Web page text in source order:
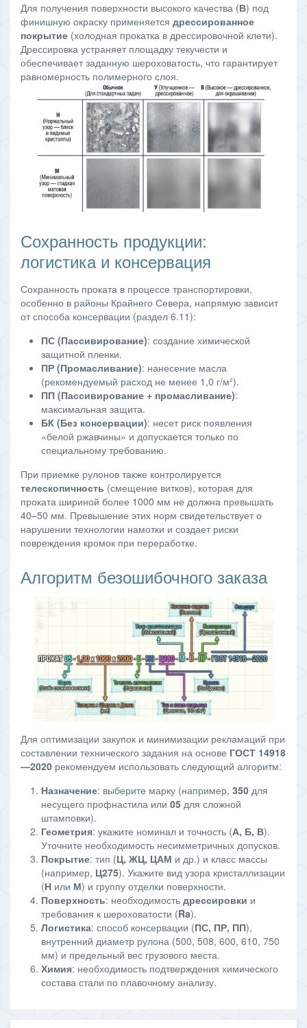
Для получения поверхности высокого качества (В) под
финишную окраску применяется дрессированное
покрытие (холодная прокатка в дрессировочной клети).
Дрессировка устраняет площадку текучести и
обеспечивает заданную шероховатость, что гарантирует
равномерность полимерного слоя.
Сохранность продукции:
логистика и консервация
Сохранность проката в процессе транспортировки,
особенно в районы Крайнего Севера, напрямую зависит
от способа консервации (раздел 6.11):
ПС (Пассивирование): создание химической
защитной пленки.
ПР (Промасливание): нанесение масла
(рекомендуемый расход не менее 1,0 г/м²).
ПП (Пассивирование + промасливание):
максимальная защита.
БК (Без консервации): несет риск появления
«белой ржавчины» и допускается только по
специальному требованию.
При приемке рулонов также контролируется
телескопичность (смещение витков), которая для
проката шириной более 1000 мм не должна превышать
40–50 мм. Превышение этих норм свидетельствует о
нарушении технологии намотки и создает риски
повреждения кромок при переработке.
Алгоритм безошибочного заказа
Для оптимизации закупок и минимизации рекламаций при
составлении технического задания на основе ГОСТ 14918
—2020 рекомендуем использовать следующий алгоритм:
Назначение: выберите марку (например, 350 для
несущего профнастила или 05 для сложной
штамповки).
Геометрия: укажите номинал и точность (А, Б, В).
Уточните необходимость несимметричных допусков.
Покрытие: тип (Ц, ЖЦ, ЦАМ и др.) и класс массы
(например, Ц275). Укажите вид узора кристаллизации
(Н или М) и группу отделки поверхности.
Поверхность: необходимость дрессировки и
требования к шероховатости (Ra).
Логистика: способ консервации (ПС, ПР, ПП),
внутренний диаметр рулона (500, 508, 600, 610, 750
мм) и предельный вес грузового места.
Химия: необходимость подтверждения химического
состава стали по плавочному анализу.